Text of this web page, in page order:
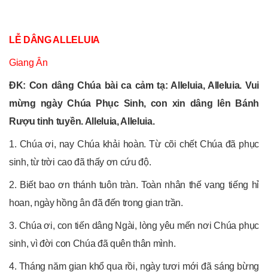
LỄ DÂNG ALLELUIA
Giang Ân
ĐK: Con dâng Chúa bài ca cảm tạ: Alleluia, Alleluia. Vui
mừng ngày Chúa Phục Sinh, con xin dâng lên Bánh
Rượu tinh tuyền. Alleluia, Alleluia.
1. Chúa ơi, nay Chúa khải hoàn. Từ cõi chết Chúa đã phục
sinh, từ trời cao đã thấy ơn cứu độ.
2. Biết bao ơn thánh tuôn tràn. Toàn nhân thế vang tiếng hỉ
hoan, ngày hồng ân đã đến trong gian trần.
3. Chúa ơi, con tiến dâng Ngài, lòng yêu mến nơi Chúa phục
sinh, vì đời con Chúa đã quên thân mình.
4. Tháng năm gian khổ qua rồi, ngày tươi mới đã sáng bừng